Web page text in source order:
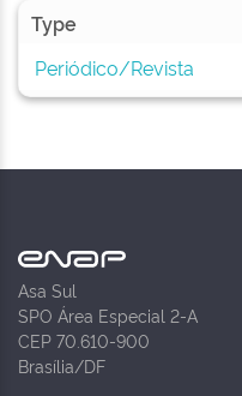
Type
Periódico/Revista
Asa Sul
SPO Área Especial 2-A
CEP 70.610-900
Brasília/DF